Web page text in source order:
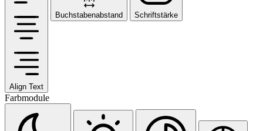
Align Text
Buchstabenabstand Schriftstärke
Farbmodule